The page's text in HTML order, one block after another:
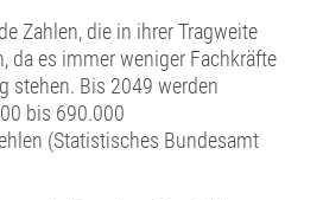
Zahlen, die in ihrer Tragweite
da es immer weniger Fachkräfte
stehen. Bis 2049 werden
bis 690.000
(Statistisches Bundesamt